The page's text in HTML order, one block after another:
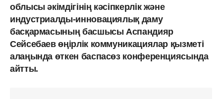
облысы әкімдігінің кәсіпкерлік және
индустриалды-инновациялық даму
басқармасының басшысы Аспандияр
Сейсебаев өңірлік коммуникациялар қызметі
алаңында өткен баспасөз конференциясында
айтты.